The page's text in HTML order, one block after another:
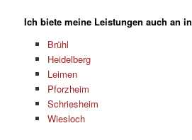
Ich biete meine Leistungen auch an in
Brühl
Heidelberg
Leimen
Pforzheim
Schriesheim
Wiesloch